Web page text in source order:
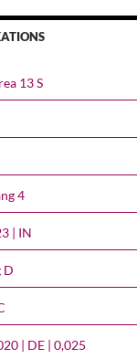
13 S
4
| IN
D
| DE | 0,025